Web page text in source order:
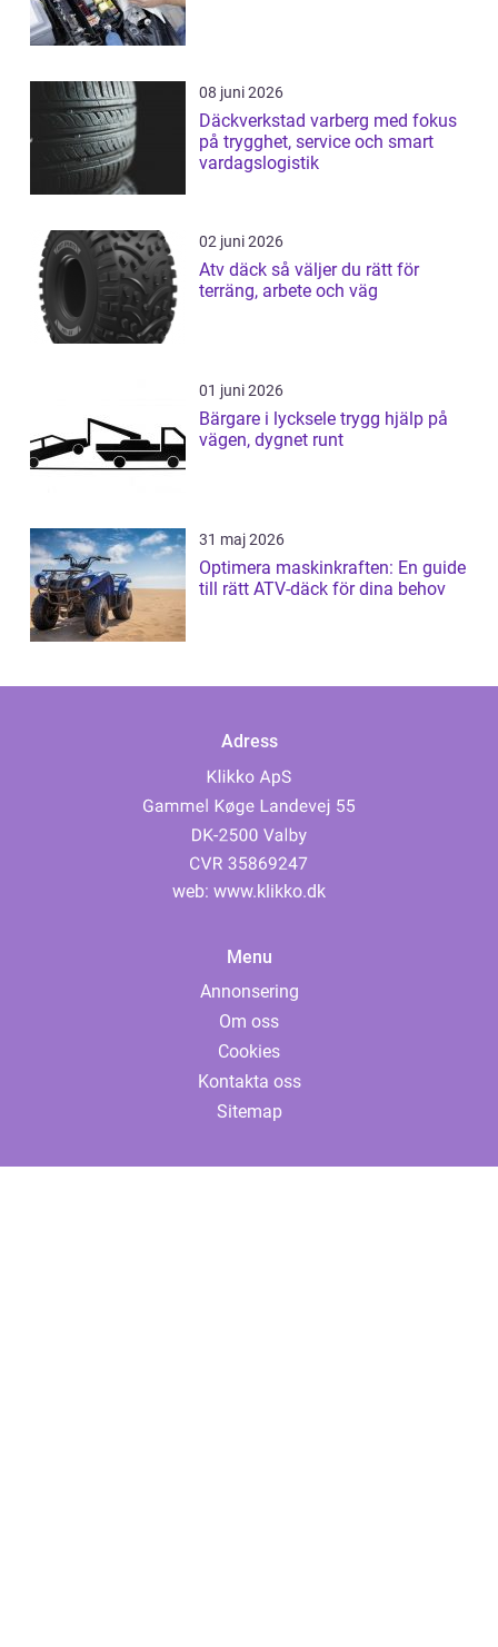
08 juni 2026
Däckverkstad varberg med fokus
på trygghet, service och smart
vardagslogistik
02 juni 2026
Atv däck så väljer du rätt för
terräng, arbete och väg
01 juni 2026
Bärgare i lycksele trygg hjälp på
vägen, dygnet runt
31 maj 2026
Optimera maskinkraften: En guide
till rätt ATV-däck för dina behov
Adress
web: www.klikko.dk
Menu
Annonsering
Om oss
Cookies
Kontakta oss
Sitemap